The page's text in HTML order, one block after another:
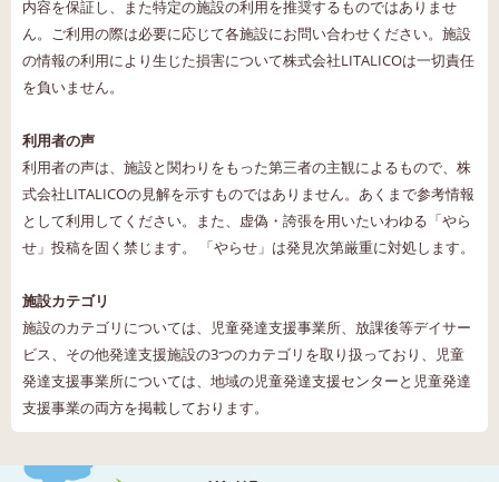
内容を保証し、また特定の施設の利用を推奨するものではありませ
ん。ご利用の際は必要に応じて各施設にお問い合わせください。施設
の情報の利用により生じた損害について株式会社LITALICOは一切責任
を負いません。
利用者の声
利用者の声は、施設と関わりをもった第三者の主観によるもので、株
式会社LITALICOの見解を示すものではありません。あくまで参考情報
として利用してください。また、虚偽・誇張を用いたいわゆる「やら
せ」投稿を固く禁じます。 「やらせ」は発見次第厳重に対処します。
施設カテゴリ
施設のカテゴリについては、児童発達支援事業所、放課後等デイサー
ビス、その他発達支援施設の3つのカテゴリを取り扱っており、児童
発達支援事業所については、地域の児童発達支援センターと児童発達
支援事業の両方を掲載しております。